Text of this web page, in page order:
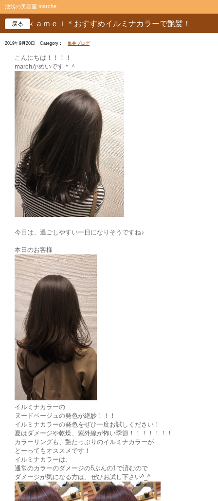
池袋の美容室 marche
ｋａｍｅｉ＊おすすめイルミナカラーで艶髪！
戻る
2019年9月20日 Category： 亀井ブログ
こんにちは！！！！
marchかめいです＾＾
今日は、過ごしやすい一日になりそうですね♪
本日のお客様
イルミナカラーの
ヌードベージュの発色が絶妙！！！
イルミナカラーの発色をぜひ一度お試しください！
夏はダメージや乾燥、紫外線が怖い季節！！！！！！！
カラーリングも、艶たっぷりのイルミナカラーが
とーってもオススメです！
イルミナカラーは、
通常のカラーのダメージの5ぶんの1で済むので
ダメージが気になる方は、ぜひお試し下さい^_^